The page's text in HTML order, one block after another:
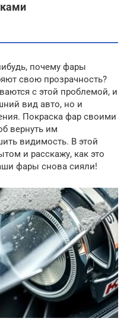
почему фары
свою прозрачность?
с этой проблемой, и
вид авто, но и
Покраска фар своими
вернуть им
видимость. В этой
и расскажу, как это
фары снова сияли!